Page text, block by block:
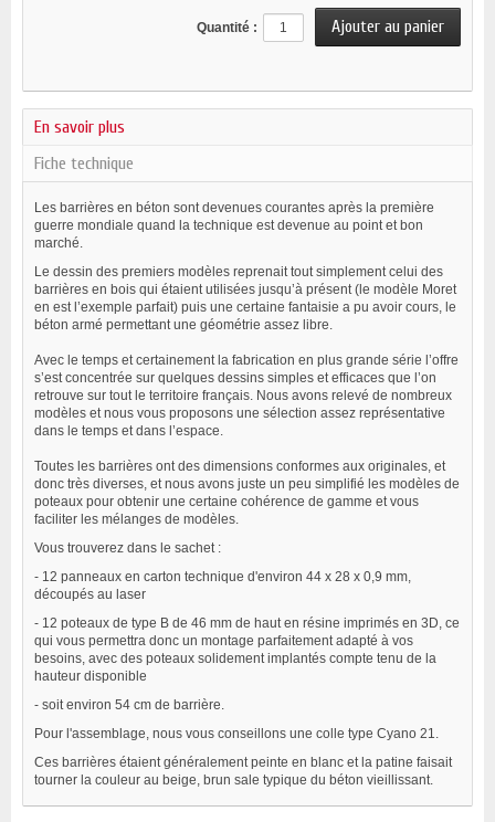
Quantité :
En savoir plus
Fiche technique
Les barrières en béton sont devenues courantes après la première
guerre mondiale quand la technique est devenue au point et bon
marché.
Le dessin des premiers modèles reprenait tout simplement celui des
barrières en bois qui étaient utilisées jusqu’à présent (le modèle Moret
en est l’exemple parfait) puis une certaine fantaisie a pu avoir cours, le
béton armé permettant une géométrie assez libre.
Avec le temps et certainement la fabrication en plus grande série l’offre
s’est concentrée sur quelques dessins simples et efficaces que l’on
retrouve sur tout le territoire français. Nous avons relevé de nombreux
modèles et nous vous proposons une sélection assez représentative
dans le temps et dans l’espace.
Toutes les barrières ont des dimensions conformes aux originales, et
donc très diverses, et nous avons juste un peu simplifié les modèles de
poteaux pour obtenir une certaine cohérence de gamme et vous
faciliter les mélanges de modèles.
Vous trouverez dans le sachet :
- 12 panneaux en carton technique d'environ 44 x 28 x 0,9 mm,
découpés au laser
- 12 poteaux de type B de 46 mm de haut en résine imprimés en 3D, ce
qui vous permettra donc un montage parfaitement adapté à vos
besoins, avec des poteaux solidement implantés compte tenu de la
hauteur disponible
- soit environ 54 cm de barrière.
Pour l'assemblage, nous vous conseillons une colle type Cyano 21.
Ces barrières étaient généralement peinte en blanc et la patine faisait
tourner la couleur au beige, brun sale typique du béton vieillissant.